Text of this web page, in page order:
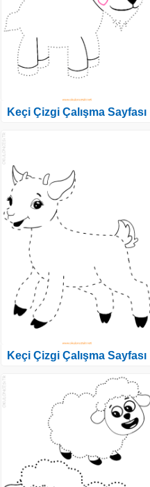
Keçi Çizgi Çalışma Sayfası
Keçi Çizgi Çalışma Sayfası